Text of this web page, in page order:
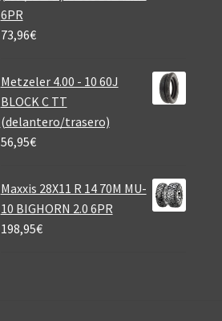
6PR
73,96€
Metzeler 4.00 - 10 60J
BLOCK C TT
(delantero/trasero)
56,95€
Maxxis 28X11 R 14 70M MU-
10 BIGHORN 2.0 6PR
198,95€